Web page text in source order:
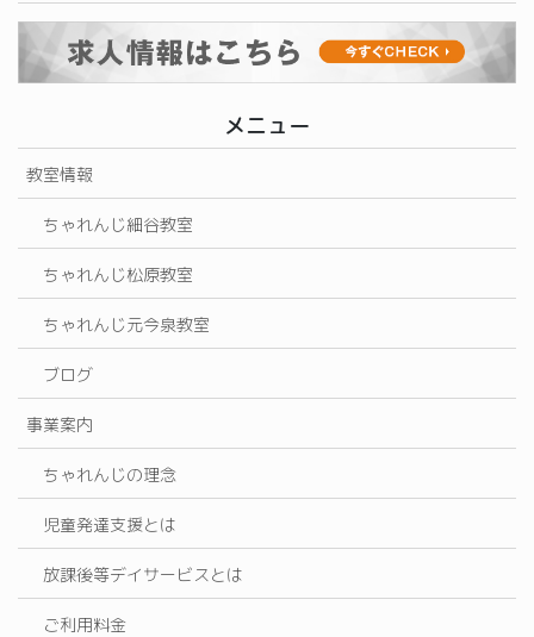
メニュー
教室情報
ちゃれんじ細谷教室
ちゃれんじ松原教室
ちゃれんじ元今泉教室
ブログ
事業案内
ちゃれんじの理念
児童発達支援とは
放課後等デイサービスとは
ご利用料金